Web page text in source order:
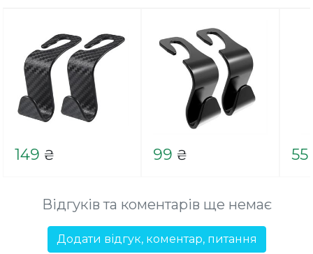
149 ₴ 99 ₴ 55
Відгуків та коментарів ще немає
Додати відгук, коментар, питання